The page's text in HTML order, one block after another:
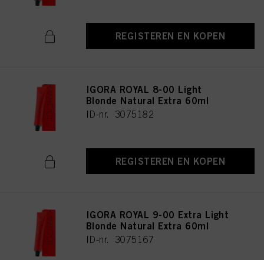
REGISTEREN EN KOPEN
IGORA ROYAL 8-00 Light
Blonde Natural Extra 60ml
ID-nr. 3075182
REGISTEREN EN KOPEN
IGORA ROYAL 9-00 Extra Light
Blonde Natural Extra 60ml
ID-nr. 3075167